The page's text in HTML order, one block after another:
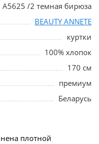
A5625 /2 темная бирюза
BEAUTY ANNETE
куртки
100% хлопок
170 см
премиум
Беларусь
плотной